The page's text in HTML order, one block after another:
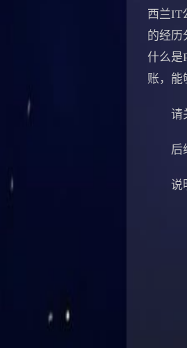
西兰IT
的经历
什么是
账，能
请关
后续
说明